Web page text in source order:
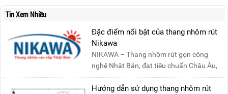
Tin Xem Nhiều
Đặc điểm nổi bật của thang nhôm rút
Nikawa
NIKAWA – Thang nhôm rút gọn công
nghệ Nhật Bản, đạt tiêu chuẩn Châu Âu,
đảm bảo sự an toàn tuy....
Hướng dẫn sử dụng thang nhôm rút